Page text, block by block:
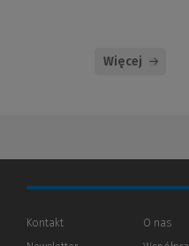
Więcej
Kontakt
O nas